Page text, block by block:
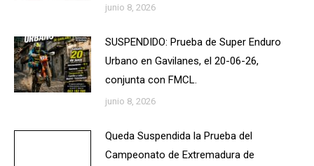
junio 8, 2026
SUSPENDIDO: Prueba de Super Enduro
Urbano en Gavilanes, el 20-06-26,
conjunta con FMCL.
junio 8, 2026
Queda Suspendida la Prueba del
Campeonato de Extremadura de